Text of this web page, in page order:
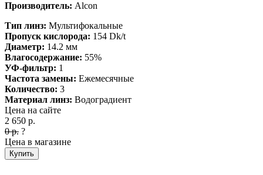
Производитель: Alcon
Тип линз: Мультифокальные
Пропуск кислорода: 154 Dk/t
Диаметр: 14.2 мм
Влагосодержание: 55%
УФ-фильтр: 1
Частота замены: Ежемесячные
Количество: 3
Материал линз: Водоградиент
Цена на сайте
2 650 р.
0р. ?
Цена в магазине
Купить